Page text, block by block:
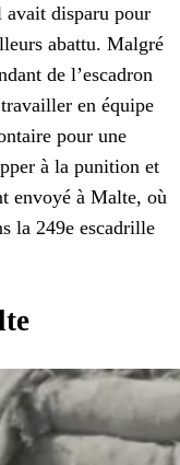
avait disparu pour
abattu. Malgré
de l’escadron
en équipe
pour une
à la punition et
envoyé à Malte, où
la 249e escadrille